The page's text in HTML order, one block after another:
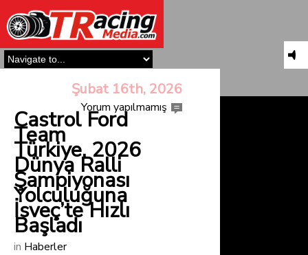
Şubat 16th, 2026
Yorum yapılmamış
Castrol Ford
Team
Türkiye, 2026
Dünya Ralli
Şampiyonası
Yolculuğuna
İsveç’te Hızlı
Başladı
in Haberler